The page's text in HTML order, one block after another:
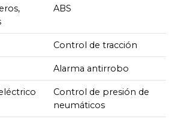
ABS
Control de tracción
Alarma antirrobo
Control de presión de
neumáticos